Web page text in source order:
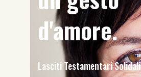
d'amore.
Lasciti Testamentari Solidali